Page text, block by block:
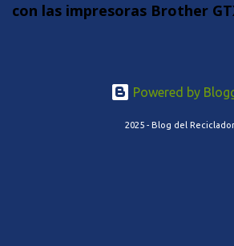
con las impresoras Brother
Powered by
2025 - Blog del Reciclador